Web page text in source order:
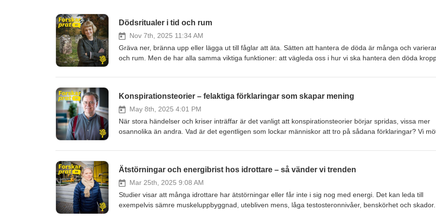
Dödsritualer i tid och rum
Nov 7th, 2025 11:34 AM
Gräva ner, bränna upp eller lägga ut till fåglar att äta. Sätten att hantera de döda är många och
och rum. Men de har alla samma viktiga funktioner: att vägleda oss i hur vi ska hantera den döda
Liv Nilsson Stutz, som berättar om dödsritualernas betydelse och deras utveckling ända från
och nutida ritualer som open caskets, mumifiering, begravningsstrippor och himmelsbegravningar.
längd: 49 min.
Konspirationsteorier – felaktiga förklaringar som skapar mening
May 8th, 2025 4:01 PM
När stora händelser och kriser inträffar är det vanligt att konspirationsteorier börjar spridas, vissa mer
osannolika än andra. Vad är det egentligen som lockar människor att tro på sådana förklaringar? Vi
i en konspirationsteori, om deras attraktion och om deras historia. Vi tar upp klassiska teorier om bland
Coronapandemin, klimatförnekelse och stulna barn. Andreas ger också råd om hur man ska bemöta en
person som tror på konspirationsteorier. Avsnittets längd: 50 min.
Ätstörningar och energibrist hos idrottare – så vänder vi trenden
Mar 25th, 2025 9:08 AM
Studier visar att många idrottare har ätstörningar eller får inte i sig nog med energi. Det kan leda till
exempelvis sämre muskeluppbyggnad, utebliven mens, låga testosteronnivåer, benskörhet och